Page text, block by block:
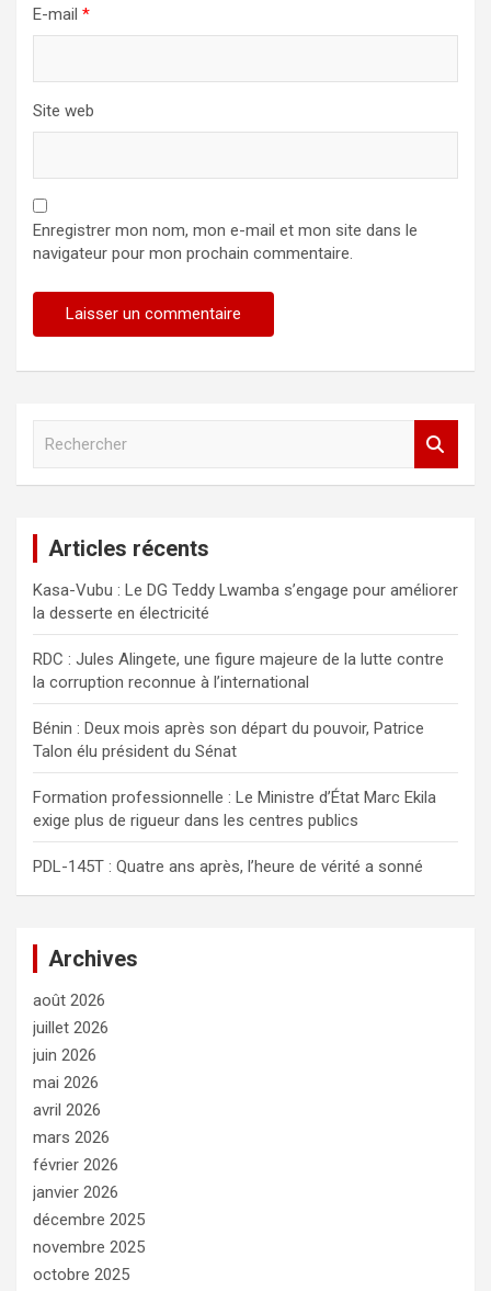
E-mail *
Site web
Enregistrer mon nom, mon e-mail et mon site dans le
navigateur pour mon prochain commentaire.
c
h
e
r
Articles récents
Kasa-Vubu : Le DG Teddy Lwamba s’engage pour améliorer
la desserte en électricité
RDC : Jules Alingete, une figure majeure de la lutte contre
la corruption reconnue à l’international
Bénin : Deux mois après son départ du pouvoir, Patrice
Talon élu président du Sénat
Formation professionnelle : Le Ministre d’État Marc Ekila
exige plus de rigueur dans les centres publics
PDL-145T : Quatre ans après, l’heure de vérité a sonné
Archives
août 2026
juillet 2026
juin 2026
mai 2026
avril 2026
mars 2026
février 2026
janvier 2026
décembre 2025
novembre 2025
octobre 2025